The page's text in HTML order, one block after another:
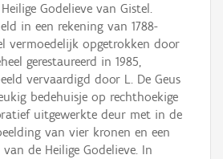
Godelieve van Gistel.
in een rekening van 1788-
vermoedelijk opgetrokken door
gerestaureerd in 1985,
vervaardigd door L. De Geus
bedehuisje op rechthoekige
uitgewerkte deur met in de
van vier kronen en een
de Heilige Godelieve. In